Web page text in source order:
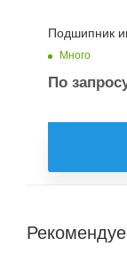
Подшипник
Много
По